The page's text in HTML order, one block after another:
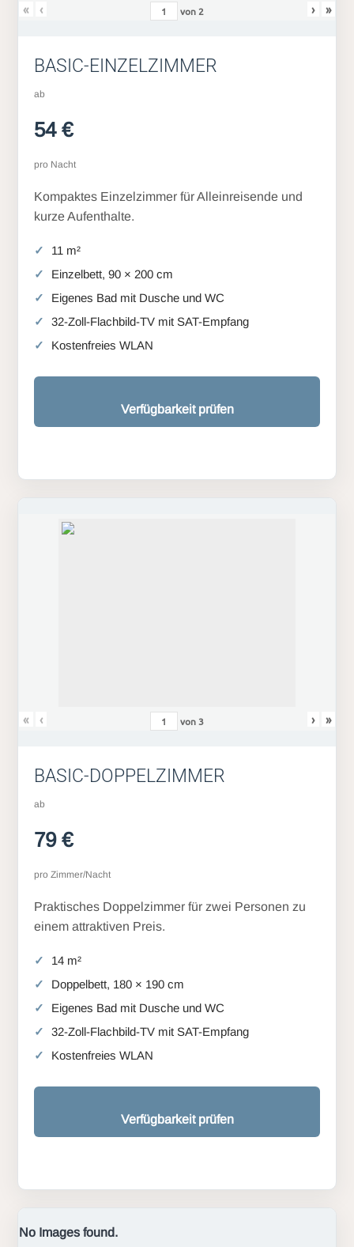
« ‹ von 2 › »
BASIC-EINZELZIMMER
ab
54 €
pro Nacht
Kompaktes Einzelzimmer für Alleinreisende und
kurze Aufenthalte.
11 m²
Einzelbett, 90 × 200 cm
Eigenes Bad mit Dusche und WC
32-Zoll-Flachbild-TV mit SAT-Empfang
Kostenfreies WLAN
Verfügbarkeit prüfen
« ‹ von3 › »
BASIC-DOPPELZIMMER
ab
79 €
pro Zimmer/Nacht
Praktisches Doppelzimmer für zwei Personen zu
einem attraktiven Preis.
14 m²
Doppelbett, 180 × 190 cm
Eigenes Bad mit Dusche und WC
32-Zoll-Flachbild-TV mit SAT-Empfang
Kostenfreies WLAN
Verfügbarkeit prüfen
No Images found.